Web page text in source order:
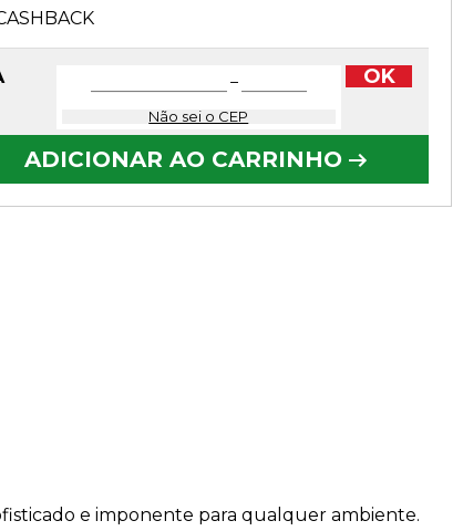
−
Não sei o CEP
OK
ADICIONAR AO CARRINHO
e imponente para qualquer ambiente.